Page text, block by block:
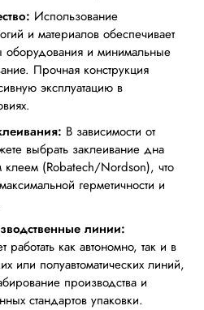
Использование
и материалов обеспечивает
оборудования и минимальные
Прочная конструкция
эксплуатацию в
В зависимости от
выбрать заклеивание дна
клеем (Robatech/Nordson), что
герметичности и
линии:
как автономно, так и в
или полуавтоматических линий,
производства и
стандартов упаковки.